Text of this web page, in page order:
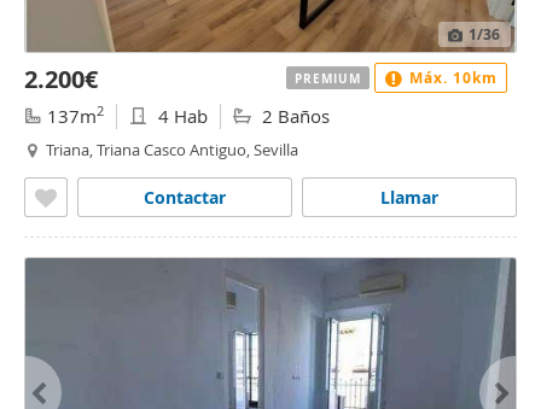
1/36
2.200€
137m2 4 Hab 2 Baños
Triana, Triana Casco Antiguo, Sevilla
Llamar
Contactar
PREMIUM Máx. 10km